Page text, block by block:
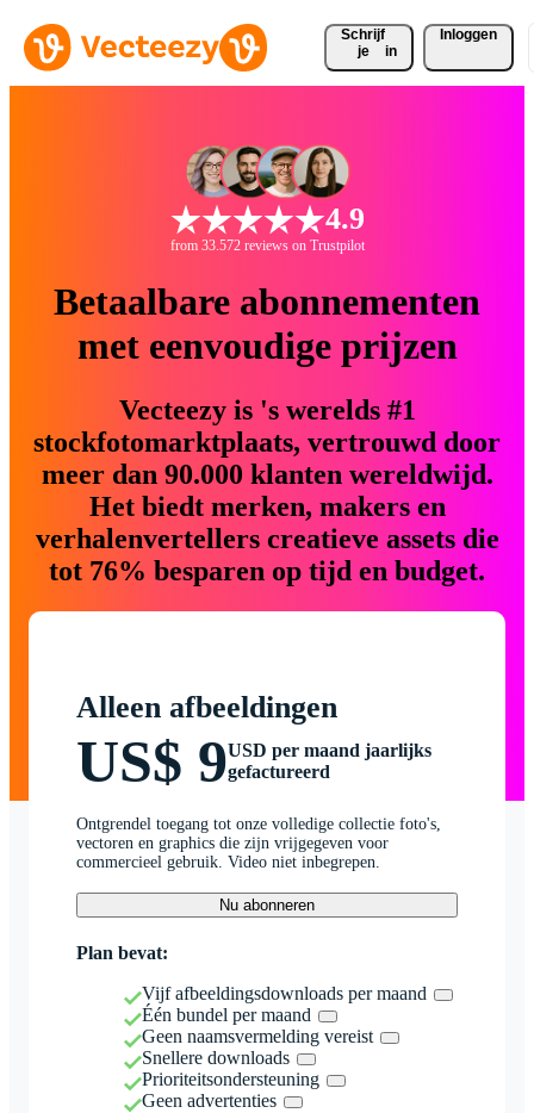
Schrijf
je
in
Inloggen
4.9
from 33.572 reviews on Trustpilot
Betaalbare abonnementen
met eenvoudige prijzen
Vecteezy is 's werelds #1
stockfotomarktplaats, vertrouwd door
meer dan 90.000 klanten wereldwijd.
Het biedt merken, makers en
verhalenvertellers creatieve assets die
tot 76% besparen op tijd en budget.
Alleen afbeeldingen
US$ 9USD per maand jaarlijks
gefactureerd
Ontgrendel toegang tot onze volledige collectie foto's,
vectoren en graphics die zijn vrijgegeven voor
commercieel gebruik. Video niet inbegrepen.
Nu abonneren
Plan bevat:
Vijf afbeeldingsdownloads per maand
Één bundel per maand
Geen naamsvermelding vereist
Snellere downloads
Prioriteitsondersteuning
Geen advertenties